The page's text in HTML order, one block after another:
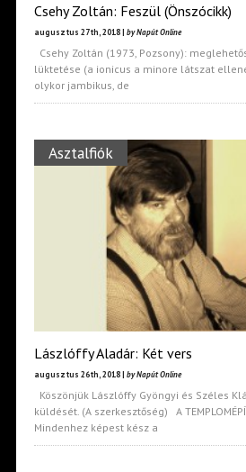
Csehy Zoltán: Feszül (Önszócikk)
augusztus 27th, 2018 | by Napút Online
Csehy Zoltán (1973, Pozsony):
lüktetése (a ionicus a minore látszat
olykor jambikus, de
Asztalfiók
Lászlóffy Aladár: Két vers
augusztus 26th, 2018 | by Napút Online
Köszönjük Lászlóffy Gyöngyi és Széles
küldését. (A szerkesztőség) A
Mindenhez képest kész a